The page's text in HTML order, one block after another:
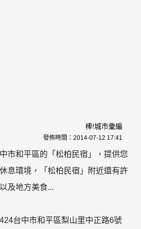
棒!城市彙編
發佈時間： 2014-07-12 17:41
市和平區的「松柏民宿」，提供您
息環境，「松柏民宿」附近還有許
及地方美食...
台中市和平區梨山里中正路6號